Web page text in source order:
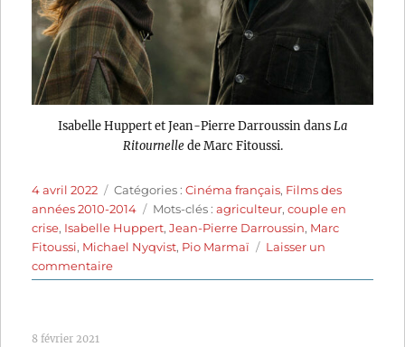
Isabelle Huppert et Jean-Pierre Darroussin dans La
Ritournellede Marc Fitoussi.
Publié
le
4 avril 2022 Catégories
Catégories :Cinéma français, Films des
années 2010-2014
Étiquettes
Mots-clés :agriculteur,couple en
crise, Isabelle Huppert,Jean-Pierre Darroussin, Marc
Fitoussi, Michael Nyqvist, Pio Marmaï
Laisser un
commentairesur
La
8 février 2021